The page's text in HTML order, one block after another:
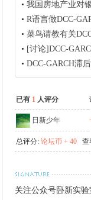
• 我国房地产业对银行
• R语言做DCC-
• 菜鸟请教有关
• [讨论]DCC-
• DCC-GARCH滞后
已有 1 人评分
日新少年
总评分: 论坛币 + 40 查
关注公众号卧新实